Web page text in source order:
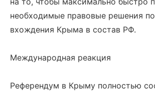
необходимые правовые решения
вхождения Крыма в состав РФ.
Международная реакция
Референдум в Крыму полностью